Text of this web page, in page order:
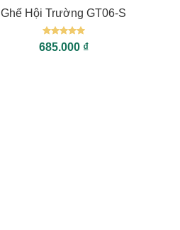
Ghế Hội Trường GT06-S
Được xếp
hạng55
685.000 ₫